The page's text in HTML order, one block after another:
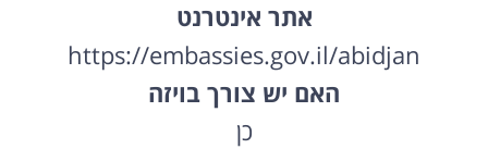
אתר אינטרנט
https://embassies.gov.il/abidjan
האם יש צורך בויזה
כן